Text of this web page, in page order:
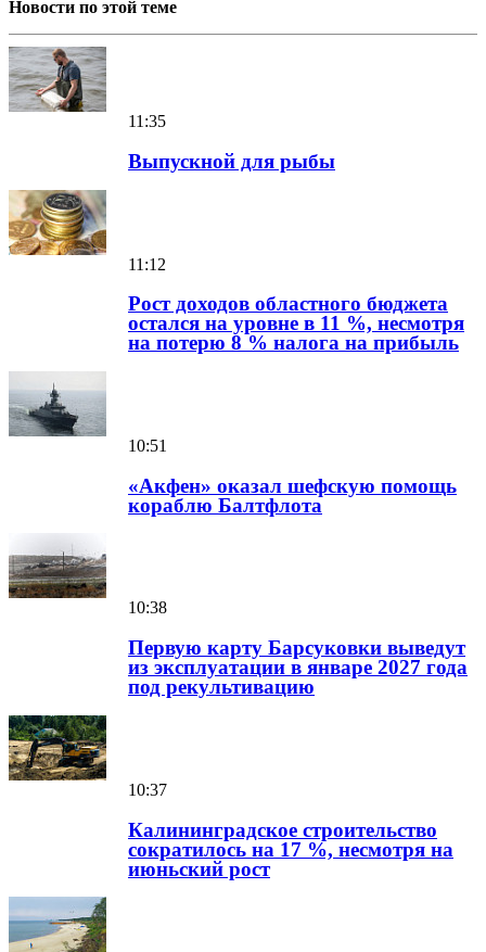
Новости по этой теме
11:35
Выпускной для рыбы
11:12
Рост доходов областного бюджета
остался на уровне в 11 %, несмотря
на потерю 8 % налога на прибыль
10:51
«Акфен» оказал шефскую помощь
кораблю Балтфлота
10:38
Первую карту Барсуковки выведут
из эксплуатации в январе 2027 года
под рекультивацию
10:37
Калининградское строительство
сократилось на 17 %, несмотря на
июньский рост